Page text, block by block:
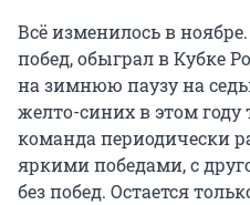
Всё изменилось в
побед, обыграл в Кубке
на зимнюю паузу на
желто-синих в этом
команда периодически
яркими победами, с
без побед. Остается